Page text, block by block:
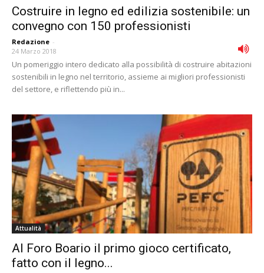
Costruire in legno ed edilizia sostenibile: un
convegno con 150 professionisti
Redazione -
24 Marzo 2018
Un pomeriggio intero dedicato alla possibilità di costruire abitazioni
sostenibili in legno nel territorio, assieme ai migliori professionisti
del settore, e riflettendo più in...
Attualità
Al Foro Boario il primo gioco certificato,
fatto con il legno...